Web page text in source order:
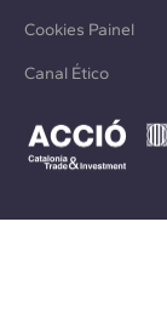
Cookies Painel
Canal Ético